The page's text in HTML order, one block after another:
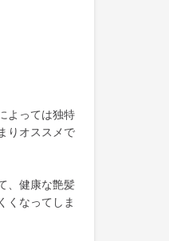
よっては独特
りオススメで
、健康な艶髪
くなってしま